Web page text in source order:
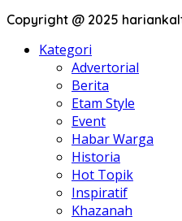
Copyright @ 2025
Kategori
Advertorial
Berita
Etam Style
Event
Habar Warga
Historia
Hot Topik
Inspiratif
Khazanah